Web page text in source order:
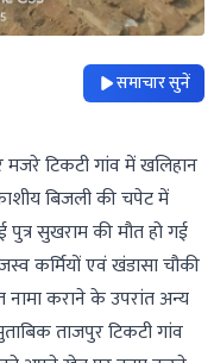
समाचार सुनें
मजरे टिकटी गांव में खलिहान
बिजली की चपेट में
सुखराम की मौत हो गई
कर्मियों एवं खंडासा चौकी
कराने के उपरांत अन्य
ताजपुर टिकटी गांव